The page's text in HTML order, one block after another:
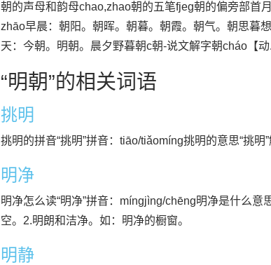
朝的声母和韵母chao,zhao朝的五笔fjeg朝的偏旁部首
zhāo早晨：朝阳。朝晖。朝暮。朝霞。朝气。朝思暮
天：今朝。明朝。晨夕野暮朝c朝-说文解字朝cháo【动
“明朝”的相关词语
挑明
挑明的拼音“挑明”拼音：tiāo/tiǎomíng挑明的意思“挑明
明净
明净怎么读“明净”拼音：míngjìng/chēng明净是什么意
空。2.明朗和洁净。如：明净的橱窗。
明静